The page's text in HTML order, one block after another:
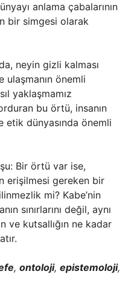
anlama çabalarının
bir simgesi olarak
neyin gizli kalması
önemli
yaklaşmamız
bu örtü, insanın
dünyasında önemli
Bir örtü var ise,
erişilmesi gereken bir
mi? Kabe’nin
sınırlarını değil, aynı
ve kutsallığın ne kadar
, ontoloji, epistemoloji,